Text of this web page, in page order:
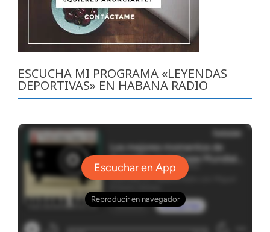
ESCUCHA MI PROGRAMA «LEYENDAS
DEPORTIVAS» EN HABANA RADIO